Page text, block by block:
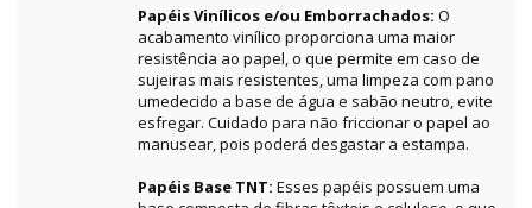
Papéis Vinílicos e/ou Emborrachados: O
acabamento vinílico proporciona uma maior
resistência ao papel, o que permite em caso de
sujeiras mais resistentes, uma limpeza com pano
umedecido a base de água e sabão neutro, evite
esfregar. Cuidado para não friccionar o papel ao
manusear, pois poderá desgastar a estampa.
Papéis Base TNT: Esses papéis possuem uma